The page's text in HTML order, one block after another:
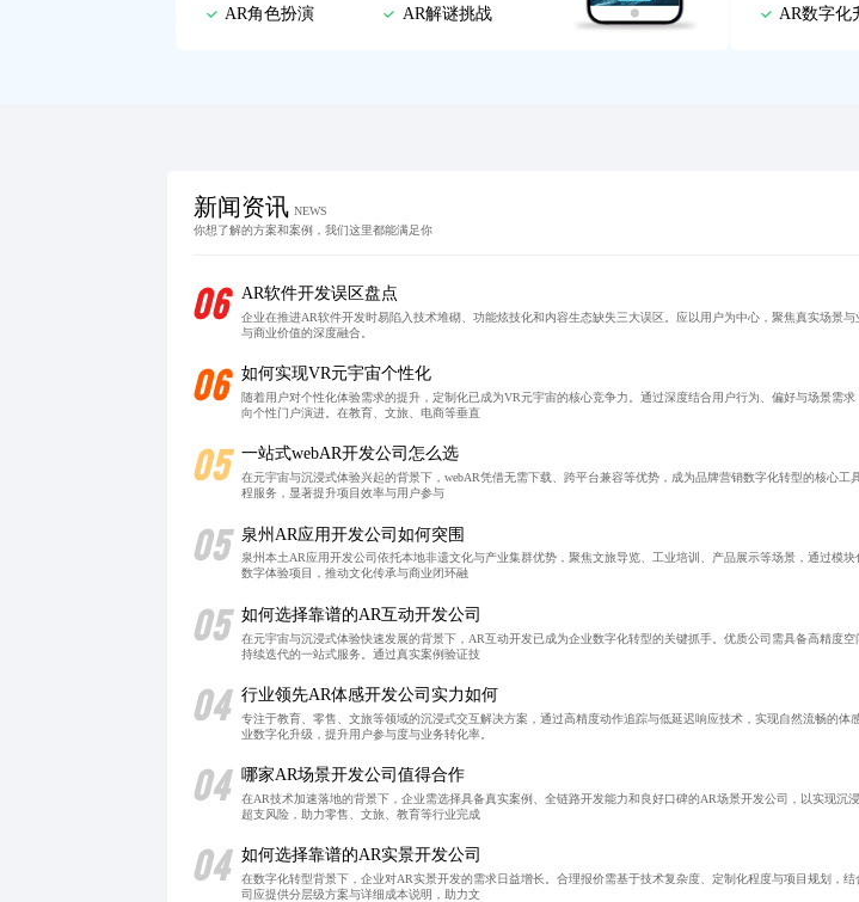
AR角色扮演 AR解谜挑战 AR数字化
新闻资讯 NEWS
你想了解的方案和案例，我们这里都能满足你
06 AR软件开发误区盘点
企业在推进AR软件开发时易陷入技术堆砌、功能炫技化和内容生态缺失三大误区。应以用户为中心，聚焦真实场景
与商业价值的深度融合。
06 如何实现VR元宇宙个性化
随着用户对个性化体验需求的提升，定制化已成为VR元宇宙的核心竞争力。通过深度结合用户行为、偏好与场景需
向个性门户演进。在教育、文旅、电商等垂直
05 一站式webAR开发公司怎么选
在元宇宙与沉浸式体验兴起的背景下，webAR凭借无需下载、跨平台兼容等优势，成为品牌营销数字化转型的核心
程服务，显著提升项目效率与用户参与
05 泉州AR应用开发公司如何突围
泉州本土AR应用开发公司依托本地非遗文化与产业集群优势，聚焦文旅导览、工业培训、产品展示等场景，通过模
数字体验项目，推动文化传承与商业闭环融
05 如何选择靠谱的AR互动开发公司
在元宇宙与沉浸式体验快速发展的背景下，AR互动开发已成为企业数字化转型的关键抓手。优质公司需具备高精度
持续迭代的一站式服务。通过真实案例验证技
04 行业领先AR体感开发公司实力如何
专注于教育、零售、文旅等领域的沉浸式交互解决方案，通过高精度动作追踪与低延迟响应技术，实现自然流畅的
业数字化升级，提升用户参与度与业务转化率。
04 哪家AR场景开发公司值得合作
在AR技术加速落地的背景下，企业需选择具备真实案例、全链路开发能力和良好口碑的AR场景开发公司，以实现沉
超支风险，助力零售、文旅、教育等行业完成
04 如何选择靠谱的AR实景开发公司
在数字化转型背景下，企业对AR实景开发的需求日益增长。合理报价需基于技术复杂度、定制化程度与项目规划，
司应提供分层级方案与详细成本说明，助力文